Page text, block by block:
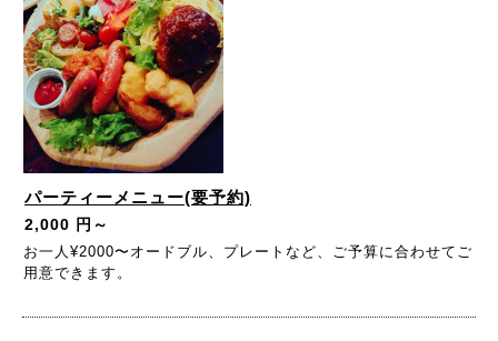
パーティーメニュー(要予約)
2,000 円～
お一人¥2000〜オードブル、プレートなど、ご予算に合わせてご
用意できます。